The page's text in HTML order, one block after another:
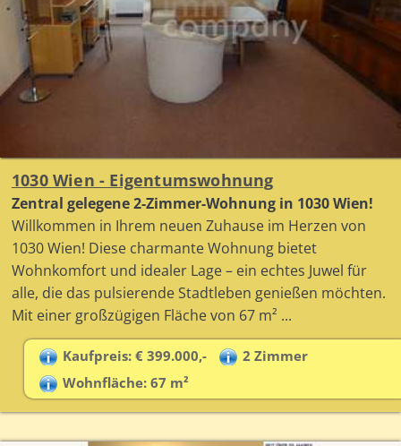
1030 Wien - Eigentumswohnung
Zentral gelegene 2-Zimmer-Wohnung in 1030 Wien!
Willkommen in Ihrem neuen Zuhause im Herzen von
1030 Wien! Diese charmante Wohnung bietet
Wohnkomfort und idealer Lage – ein echtes Juwel für
alle, die das pulsierende Stadtleben genießen möchten.
Mit einer großzügigen Fläche von 67 m² ...
Kaufpreis: € 399.000,-
2 Zimmer
Wohnfläche: 67 m²